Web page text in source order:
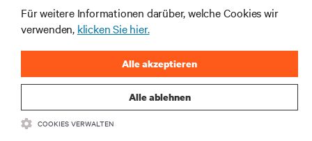
JETZT ANMELDEN
Für weitere Informationen darüber, welche Cookies wir
verwenden, klicken Sie hier.
Alle ablehnen
Alle akzeptieren
COOKIES VERWALTEN